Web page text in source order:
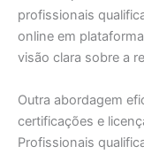
profissionais
online em
visão clara sobre a
Outra abordagem
certificações e
Profissionais